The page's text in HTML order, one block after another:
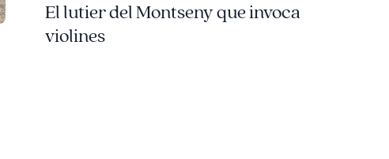
El lutier del Montseny que invoca
violines